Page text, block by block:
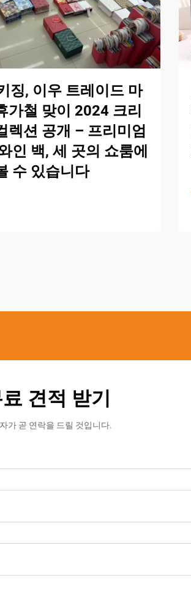
징, 이우 트레이드 마
가철 맞이 2024 크리
렉션 공개 – 프리미엄
인 백, 세 곳의 쇼룸에
수 있습니다
견적 받기
가 곧 연락을 드릴 것입니다.